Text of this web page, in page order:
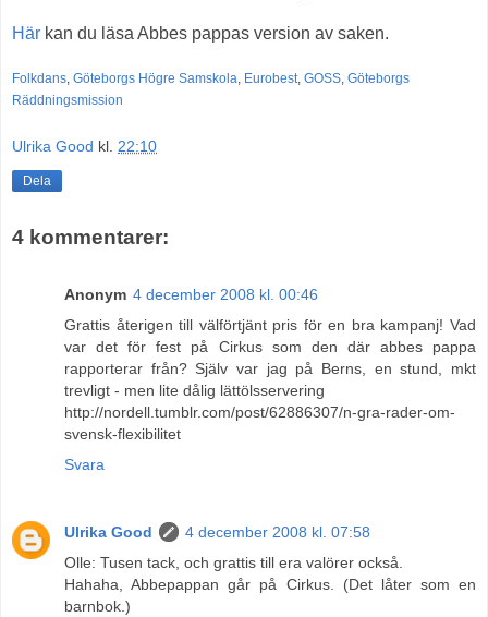
Här kan du läsa Abbes pappas version av saken.
Folkdans, Göteborgs Högre Samskola, Eurobest, GOSS, Göteborgs
Räddningsmission
Ulrika Good kl. 22:10
Dela
4 kommentarer:
Anonym 4 december 2008 kl. 00:46
Grattis återigen till välförtjänt pris för en bra kampanj! Vad
var det för fest på Cirkus som den där abbes pappa
rapporterar från? Själv var jag på Berns, en stund, mkt
trevligt - men lite dålig lättölsservering
http://nordell.tumblr.com/post/62886307/n-gra-rader-om-
svensk-flexibilitet
Svara
Ulrika Good
4 december 2008 kl. 07:58
Olle: Tusen tack, och grattis till era valörer också.
Hahaha, Abbepappan går på Cirkus. (Det låter som en
barnbok.)